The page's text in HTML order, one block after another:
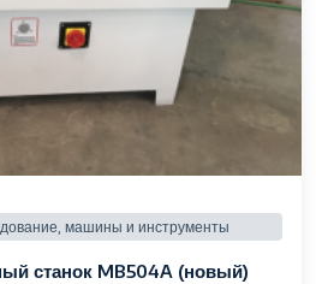
машины и инструменты
станок MB504A (новый)